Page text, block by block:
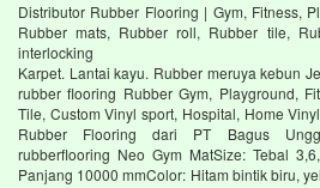
Distributor Rubber Flooring | Gym, Fitness,
Rubber mats, Rubber roll, Rubber tile,
interlocking
Karpet. Lantai kayu. Rubber meruya kebun
rubber flooring Rubber Gym, Playground,
Tile, Custom Vinyl sport, Hospital, Home
Rubber Flooring dari PT Bagus
rubberflooring Neo Gym MatSize: Tebal
Panjang 10000 mmColor: Hitam bintik biru,